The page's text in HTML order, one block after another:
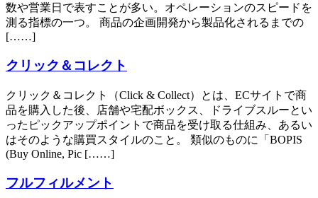
数や営業日で表すことが多い。オペレーションのスピードを
測る指標の一つ。 商品の企画開発から製品化されるまでの
[……]
クリック＆コレクト
クリック＆コレクト（Click & Collect）とは、ECサイトで商
品を購入した後、店舗や宅配ボックス、ドライブスルーとい
ったピックアップポイントで商品を受け取る仕組み、あるい
はそのような購買スタイルのこと。 類似のものに「BOPIS
(Buy Online, Pic [……]
フルフィルメント